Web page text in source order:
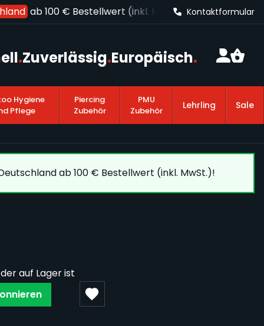
ab 100 € Bestellwert (inkl. MwSt.)! Kontaktformular
.Zuverlässig.Europäisch.
Hygiene
Pflege
Piercing
Zubehör
PMU
Zubehör
Lehrling Sale
ab 100 € Bestellwert (inkl. MwSt.)!
auf Lager ist